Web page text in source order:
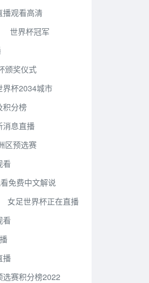
播观看高清
世界杯冠军
颁奖仪式
界杯2034城市
积分榜
消息直播
区预选赛
看
免费中文解说
女足世界杯正在直播
看
播
赛积分榜2022